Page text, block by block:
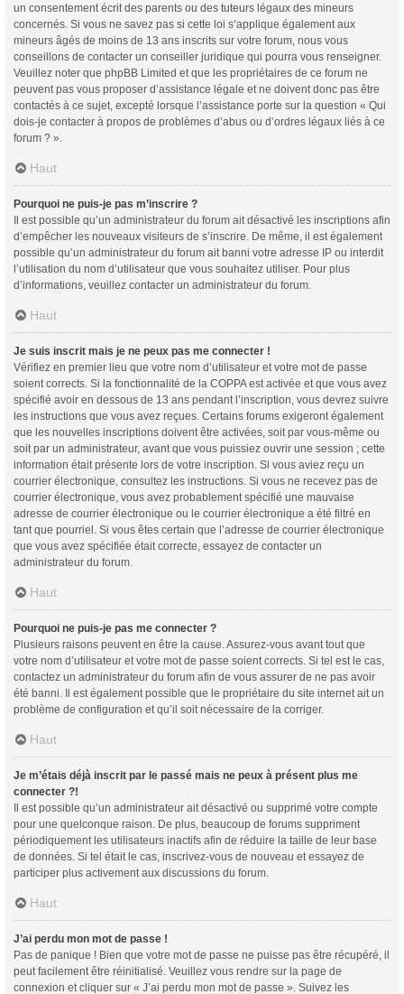
un consentement écrit des parents ou des tuteurs légaux des mineurs
concernés. Si vous ne savez pas si cette loi s’applique également aux
mineurs âgés de moins de 13 ans inscrits sur votre forum, nous vous
conseillons de contacter un conseiller juridique qui pourra vous renseigner.
Veuillez noter que phpBB Limited et que les propriétaires de ce forum ne
peuvent pas vous proposer d’assistance légale et ne doivent donc pas être
contactés à ce sujet, excepté lorsque l’assistance porte sur la question « Qui
dois-je contacter à propos de problèmes d’abus ou d’ordres légaux liés à ce
forum ? ».
Haut
Pourquoi ne puis-je pas m’inscrire ?
Il est possible qu’un administrateur du forum ait désactivé les inscriptions afin
d’empêcher les nouveaux visiteurs de s’inscrire. De même, il est également
possible qu’un administrateur du forum ait banni votre adresse IP ou interdit
l’utilisation du nom d’utilisateur que vous souhaitez utiliser. Pour plus
d’informations, veuillez contacter un administrateur du forum.
Haut
Je suis inscrit mais je ne peux pas me connecter !
Vérifiez en premier lieu que votre nom d’utilisateur et votre mot de passe
soient corrects. Si la fonctionnalité de la COPPA est activée et que vous avez
spécifié avoir en dessous de 13 ans pendant l’inscription, vous devrez suivre
les instructions que vous avez reçues. Certains forums exigeront également
que les nouvelles inscriptions doivent être activées, soit par vous-même ou
soit par un administrateur, avant que vous puissiez ouvrir une session ; cette
information était présente lors de votre inscription. Si vous aviez reçu un
courrier électronique, consultez les instructions. Si vous ne recevez pas de
courrier électronique, vous avez probablement spécifié une mauvaise
adresse de courrier électronique ou le courrier électronique a été filtré en
tant que pourriel. Si vous êtes certain que l’adresse de courrier électronique
que vous avez spécifiée était correcte, essayez de contacter un
administrateur du forum.
Haut
Pourquoi ne puis-je pas me connecter ?
Plusieurs raisons peuvent en être la cause. Assurez-vous avant tout que
votre nom d’utilisateur et votre mot de passe soient corrects. Si tel est le cas,
contactez un administrateur du forum afin de vous assurer de ne pas avoir
été banni. Il est également possible que le propriétaire du site internet ait un
problème de configuration et qu’il soit nécessaire de la corriger.
Haut
Je m’étais déjà inscrit par le passé mais ne peux à présent plus me
connecter ?!
Il est possible qu’un administrateur ait désactivé ou supprimé votre compte
pour une quelconque raison. De plus, beaucoup de forums suppriment
périodiquement les utilisateurs inactifs afin de réduire la taille de leur base
de données. Si tel était le cas, inscrivez-vous de nouveau et essayez de
participer plus activement aux discussions du forum.
Haut
J’ai perdu mon mot de passe !
Pas de panique ! Bien que votre mot de passe ne puisse pas être récupéré, il
peut facilement être réinitialisé. Veuillez vous rendre sur la page de
connexion et cliquer sur « J’ai perdu mon mot de passe ». Suivez les